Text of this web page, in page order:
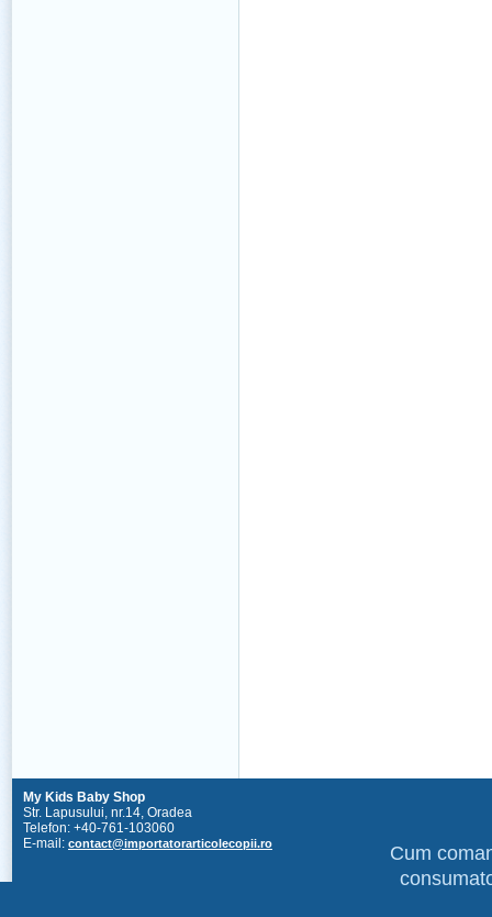
My Kids Baby Shop
Str. Lapusului, nr.14, Oradea
Telefon: +40-761-103060
E-mail: contact@importatorarticolecopii.ro
Cum